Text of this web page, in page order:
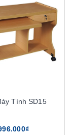
Tính SD15